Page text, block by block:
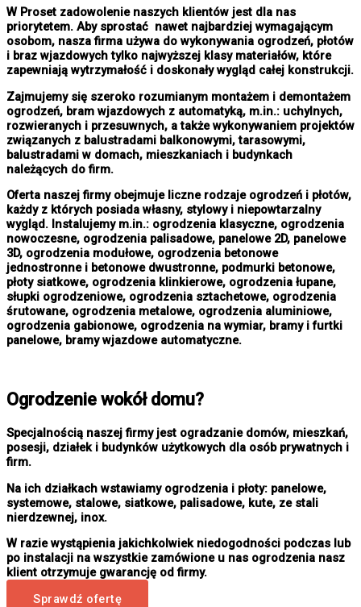
W Proset zadowolenie naszych klientów jest dla nas
priorytetem. Aby sprostać nawet najbardziej wymagającym
osobom, nasza firma używa do wykonywania ogrodzeń, płotów
i braz wjazdowych tylko najwyższej klasy materiałów, które
zapewniają wytrzymałość i doskonały wygląd całej konstrukcji.
Zajmujemy się szeroko rozumianym montażem i demontażem
ogrodzeń, bram wjazdowych z automatyką, m.in.: uchylnych,
rozwieranych i przesuwnych, a także wykonywaniem projektów
związanych z balustradami balkonowymi, tarasowymi,
balustradami w domach, mieszkaniach i budynkach
należących do firm.
Oferta naszej firmy obejmuje liczne rodzaje ogrodzeń i płotów,
każdy z których posiada własny, stylowy i niepowtarzalny
wygląd. Instalujemy m.in.: ogrodzenia klasyczne, ogrodzenia
nowoczesne, ogrodzenia palisadowe, panelowe 2D, panelowe
3D, ogrodzenia modułowe, ogrodzenia betonowe
jednostronne i betonowe dwustronne, podmurki betonowe,
płoty siatkowe, ogrodzenia klinkierowe, ogrodzenia łupane,
słupki ogrodzeniowe, ogrodzenia sztachetowe, ogrodzenia
śrutowane, ogrodzenia metalowe, ogrodzenia aluminiowe,
ogrodzenia gabionowe, ogrodzenia na wymiar, bramy i furtki
panelowe, bramy wjazdowe automatyczne.
Ogrodzenie wokół domu?
Specjalnością naszej firmy jest ogradzanie domów, mieszkań,
posesji, działek i budynków użytkowych dla osób prywatnych i
firm.
Na ich działkach wstawiamy ogrodzenia i płoty: panelowe,
systemowe, stalowe, siatkowe, palisadowe, kute, ze stali
nierdzewnej, inox.
W razie wystąpienia jakichkolwiek niedogodności podczas lub
po instalacji na wszystkie zamówione u nas ogrodzenia nasz
klient otrzymuje gwarancję od firmy.
Sprawdź ofertę